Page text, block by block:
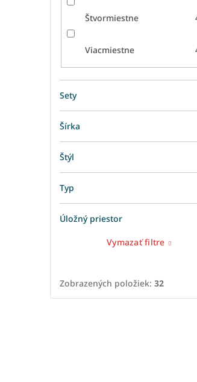
Štvormiestne
Viacmiestne
Sety
Šírka
Štýl
Typ
Úložný priestor
Vymazať filtre
Zobrazených položiek: 32